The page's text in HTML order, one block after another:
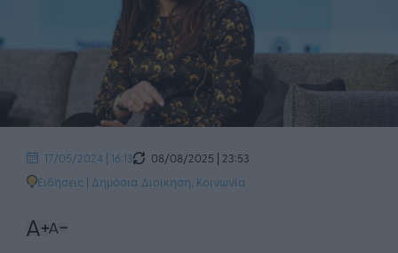
17/05/2024 | 16:13
08/08/2025 | 23:53
Ειδήσεις | Δημόσια Διοίκηση Κοινωνία